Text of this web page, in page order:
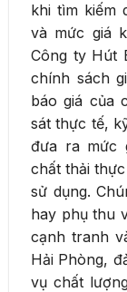
khi tìm kiếm
và mức giá
Công ty Hút
chính sách
báo giá của
sát thực tế,
đưa ra mức
chất thải
sử dụng.
hay phụ thu
cạnh tranh
Hải Phòng,
vụ chất